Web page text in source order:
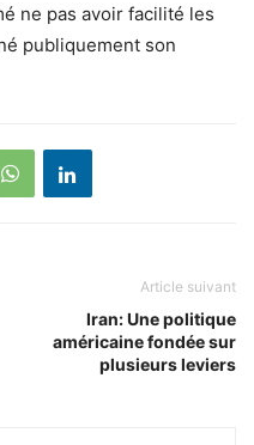
ne pas avoir facilité les
publiquement son
Article suivant
Iran: Une politique
américaine fondée sur
plusieurs leviers